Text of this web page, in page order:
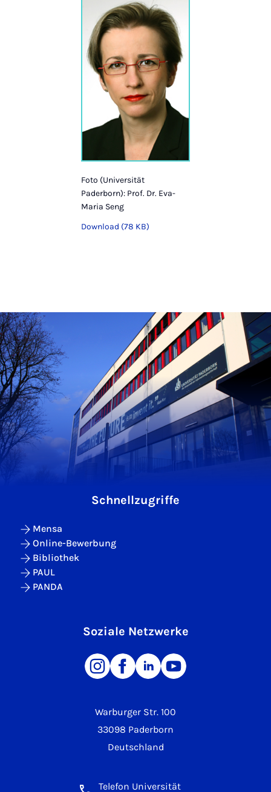
Foto (Universität
Paderborn): Prof. Dr. Eva-
Maria Seng
Download (78 KB)
Warburger Str. 100
33098 Paderborn
Deutschland
Telefon Universität
Schnellzugriffe
Mensa
Online-Bewerbung
Bibliothek
PAUL
PANDA
Soziale Netzwerke